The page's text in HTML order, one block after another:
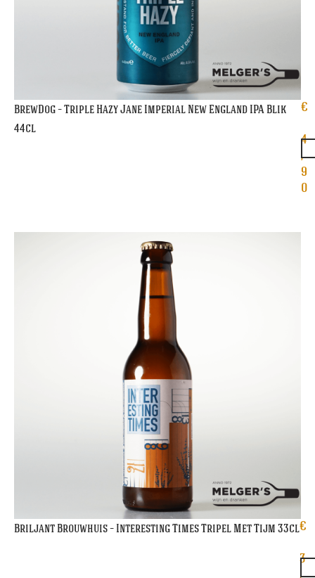
BrewDog – Triple Hazy Jane Imperial New England IPA Blik
44cl
€
4
,
9
0
Briljant Brouwhuis – Interesting Times Tripel Met Tijm 33cl€
3